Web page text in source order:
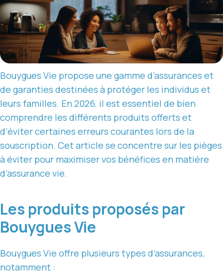
Bouygues Vie propose une gamme d’assurances et
de garanties destinées à protéger les individus et
leurs familles. En 2026, il est essentiel de bien
comprendre les différents produits offerts et
d’éviter certaines erreurs courantes lors de la
souscription. Cet article se concentre sur les pièges
à éviter pour maximiser vos bénéfices en matière
d’assurance vie.
Les produits proposés par
Bouygues Vie
Bouygues Vie offre plusieurs types d’assurances,
notamment :